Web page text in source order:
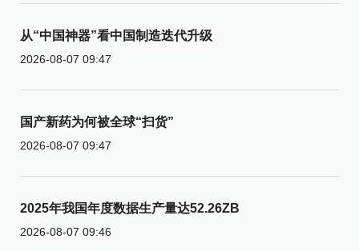
从“中国神器”看中国制造迭代升级
2026-08-07 09:47
国产新药为何被全球“扫货”
2026-08-07 09:47
2025年我国年度数据生产量达52.26ZB
2026-08-07 09:46